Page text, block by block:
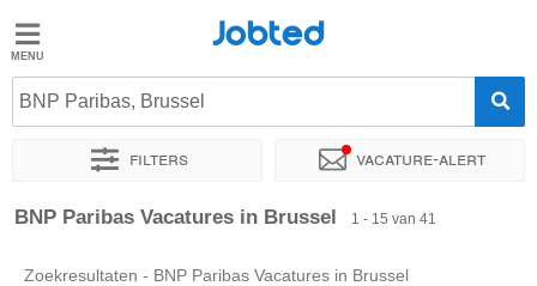
Jobted
Taal
Jobted
BNP Paribas, Brussel
Filters Vacature-alert
Sorteer op Exacte locatie Bedrijf Uitzendbureau
BNP Paribas Vacatures in Brussel 1 - 15 van 41
Zoekresultaten - BNP Paribas Vacatures in Brussel